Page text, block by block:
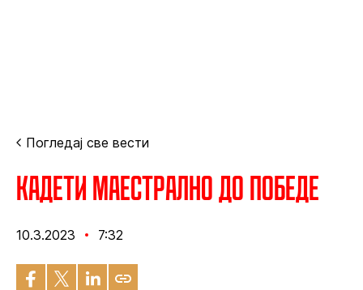
Погледај све вести
Кадети маестрално до победе
10.3.2023 7:32